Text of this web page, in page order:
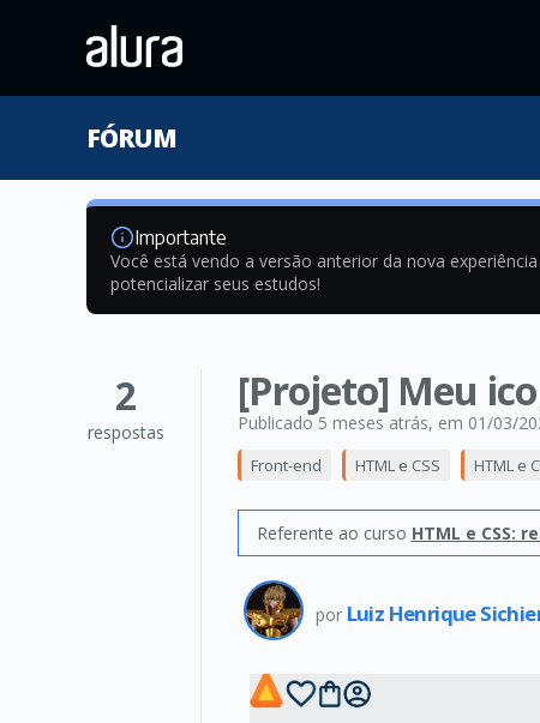
FÓRUM
Importante
Você está vendo a versão anterior da nova
potencializar seus estudos!
2
respostas
[Projeto] Meu
Publicado 5 meses atrás, em 01/03/
Front-end HTML e CSS HTML e
Referente ao curso HTML e CSS:
por Luiz Henrique